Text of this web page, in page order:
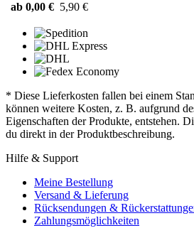
ab 0,00 € 5,90 €
* Diese Lieferkosten fallen bei einem
können weitere Kosten, z. B. aufgrund
Eigenschaften der Produkte, entstehen.
du direkt in der Produktbeschreibung.
Hilfe & Support
Meine Bestellung
Versand & Lieferung
Rücksendungen &
Zahlungsmöglichkeiten